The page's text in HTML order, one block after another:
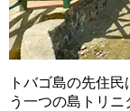
トバゴ島の先住
う一つの島トリニ